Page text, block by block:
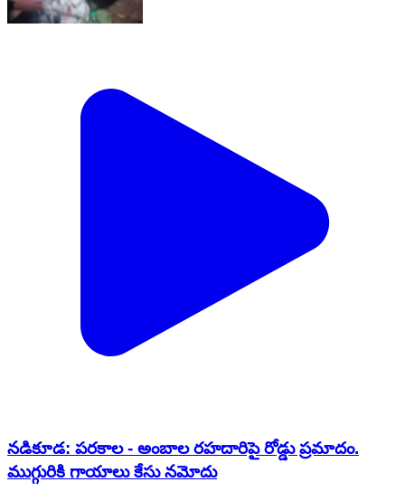
నడికూడ: పరకాల - అంబాల రహదారిపై రోడ్డు ప్రమాదం.
ముగ్గురికి గాయాలు కేసు నమోదు